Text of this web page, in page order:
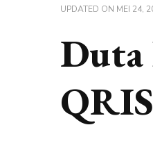
UPDATED ON MEI 24,
Duta